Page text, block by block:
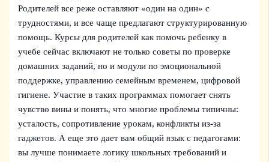
Родителей все реже оставляют «один на один» с
трудностями, и все чаще предлагают структурированную
помощь. Курсы для родителей как помочь ребенку в
учебе сейчас включают не только советы по проверке
домашних заданий, но и модули по эмоциональной
поддержке, управлению семейным временем, цифровой
гигиене. Участие в таких программах помогает снять
чувство вины и понять, что многие проблемы типичны:
усталость, сопротивление урокам, конфликты из‑за
гаджетов. А еще это дает вам общий язык с педагогами:
вы лучше понимаете логику школьных требований и